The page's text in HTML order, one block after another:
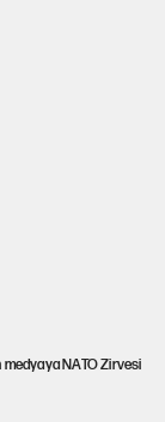
medyaya NATO Zirvesi